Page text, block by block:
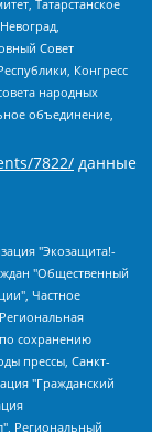
Татарстанское
Совет
Конгресс
народных
объединение,
7822/ данные
фонд развития филантропии, Deutsche Welle (Германия, Kurt-Schumacher-Strasse 3, 53113 Bonn), Борзунова Мария Михайловна, Воробьев Виктор Викторович, Голубева Анна Львовна, Константинова Алла Михайловна, Малкова Ирина Владимировна, Мурадов Мурад Абдулгалимович, Осетинская Елизавета Николаевна, Понасенков Евгений Николаевич, Ганапольский Матвей Юрьевич, Киселев Евгений Алексеевич, Борухович Ирина Григорьевна, Дремин Иван Тимофеевич, Дубровский Дмитрий Викторович, Красноярская региональная общественная организация поддержки и развития альтернативных образовательных технологий и межкультурных коммуникаций "ИНТЕРРА", Маяковская Екатерина Алексеевна, Фейгин Марк Захарович, Филимонов Андрей Викторович, Дзугкоева Регина Николаевна, Доброхотов Роман Александрович, Дудь Юрий Александрович, Елкин Сергей Владимирович, Кругликов Кирилл Игоревич, Сабунаева Мария Леонидовна, Семенов Алексей Владимирович, Шаинян Карен Багратович, Шульман Екатерина Михайловна, Асафьев Артур Валерьевич, Вахштайн Виктор Семенович, Венедиктов Алексей Алексеевич, Лушникова Екатерина Евгеньевна, Волков Леонид Михайлович, Невзоров Александр Глебович, Пархоменко Сергей Борисович, Сироткин Ярослав Николаевич, Кара-Мурза Владимир Владимирович, Баранова Наталья Владимировна, Гозман Леонид Яковлевич, Кагарлицкий Борис Юльевич, Климарев Михаил Валерьевич, Милов Владимир Станиславович, Автономная некоммерческая организация Краснодарский центр современного искусства "Типография", Моргенштерн Алишер Тагирович, Соболь Любовь Эдуардовна, Общество с ограниченной ответственностью "ЛИЗА НОРМ", Каспаров Гарри Кимович, Ходорковский Михаил Борисович, Общество с ограниченной ответственностью "Апрельские тезисы", Данилович Ирина Брониславовна, Кашин Олег Владимирович, Петров Николай Владимирович, Пивоваров Алексей Владимирович, Соколов Михаил Владимирович, Цветкова Юлия Владимировна, Чичваркин Евгений Александрович, Комитет против пыток/Команда против пыток, Общество с ограниченной ответственностью "Первый научный", Общество с ограниченной ответственностью "Вертолет и ко", Белоцерковская Вероника Борисовна, Кац Максим Евгеньевич, Лазарева Татьяна Юрьевна, Шаведдинов Руслан Табризович, Яшин Илья Валерьевич, Общество с ограниченной ответственностью "Иноагент ААВ", Алешковский Дмитрий Петрович, Альбац Евгения Марковна, Быков Дмитрий Львович, Галямина Юлия Евгеньевна, Лойко Сергей Леонидович, Мартынов Кирилл Константинович, Медведев Сергей Александрович, Крашенинников Федор Геннадиевич, Гордеева Катерина Вл